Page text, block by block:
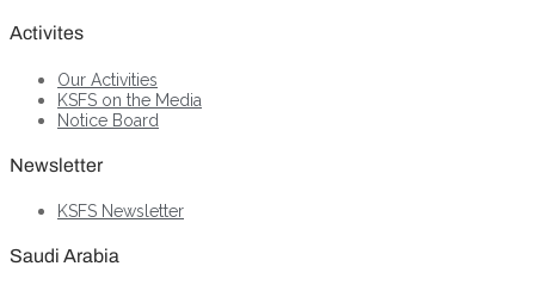
Activites
Our Activities
KSFS on the Media
Notice Board
Newsletter
KSFS Newsletter
Saudi Arabia